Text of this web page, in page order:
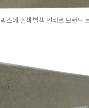
스에 흰색 별색 인쇄로 브랜드